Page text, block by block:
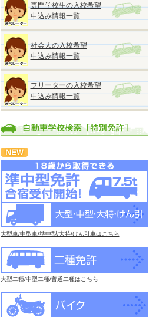
専門学校生の入校希望
申込み情報一覧
社会人の入校希望
申込み情報一覧
フリーターの入校希望
申込み情報一覧
大型車/中型車/準中型/大特/けん引車はこちら
大型二種/中型二種/普通二種はこちら